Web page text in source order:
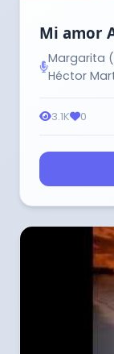
Mi amor
Margarita
Héctor
3.1K 0